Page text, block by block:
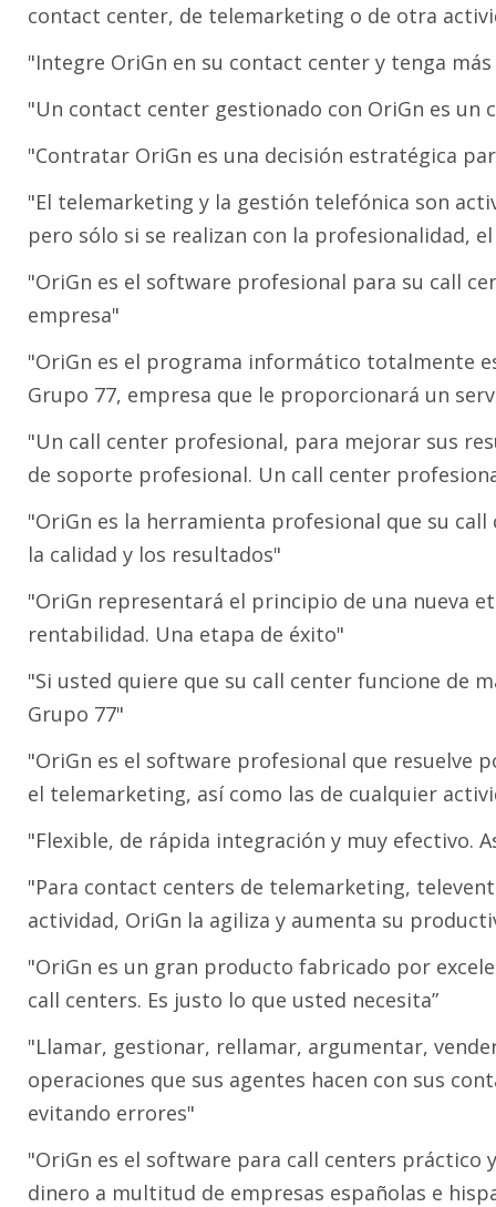
contact center, de telemarketing o de otra
"Integre OriGn en su contact center y tenga
"Un contact center gestionado con OriGn es
"Contratar OriGn es una decisión estratégica
"El telemarketing y la gestión telefónica son
pero sólo si se realizan con la profesionalidad,
"OriGn es el software profesional para su call
empresa"
"OriGn es el programa informático totalmente
Grupo 77, empresa que le proporcionará un
"Un call center profesional, para mejorar sus
de soporte profesional. Un call center
"OriGn es la herramienta profesional que su
la calidad y los resultados"
"OriGn representará el principio de una nueva
rentabilidad. Una etapa de éxito"
"Si usted quiere que su call center funcione de
Grupo 77"
"OriGn es el software profesional que resuelve
el telemarketing, así como las de cualquier
"Flexible, de rápida integración y muy efectivo.
"Para contact centers de telemarketing,
actividad, OriGn la agiliza y aumenta su
"OriGn es un gran producto fabricado por
call centers. Es justo lo que usted necesita”
"Llamar, gestionar, rellamar, argumentar,
operaciones que sus agentes hacen con sus
evitando errores"
"OriGn es el software para call centers práctico
dinero a multitud de empresas españolas e